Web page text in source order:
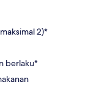
2)*
berlaku*